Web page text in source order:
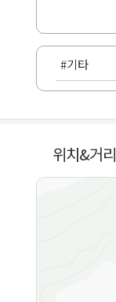
#기타
위치&거리